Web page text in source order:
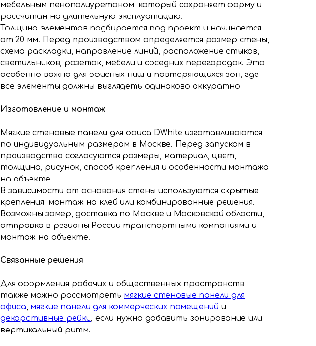
мебельным пенополиуретаном, который сохраняет форму и
рассчитан на длительную эксплуатацию.
Толщина элементов подбирается под проект и начинается
от 20 мм. Перед производством определяется размер стены,
схема раскладки, направление линий, расположение стыков,
светильников, розеток, мебели и соседних перегородок. Это
особенно важно для офисных ниш и повторяющихся зон, где
все элементы должны выглядеть одинаково аккуратно.
Изготовление и монтаж
Мягкие стеновые панели для офиса DWhite изготавливаются
по индивидуальным размерам в Москве. Перед запуском в
производство согласуются размеры, материал, цвет,
толщина, рисунок, способ крепления и особенности монтажа
на объекте.
В зависимости от основания стены используются скрытые
крепления, монтаж на клей или комбинированные решения.
Возможны замер, доставка по Москве и Московской области,
отправка в регионы России транспортными компаниями и
монтаж на объекте.
Связанные решения
Для оформления рабочих и общественных пространств
также можно рассмотреть мягкие стеновые панели для
офиса, мягкие панели для коммерческих помещений и
декоративные рейки, если нужно добавить зонирование или
вертикальный ритм.